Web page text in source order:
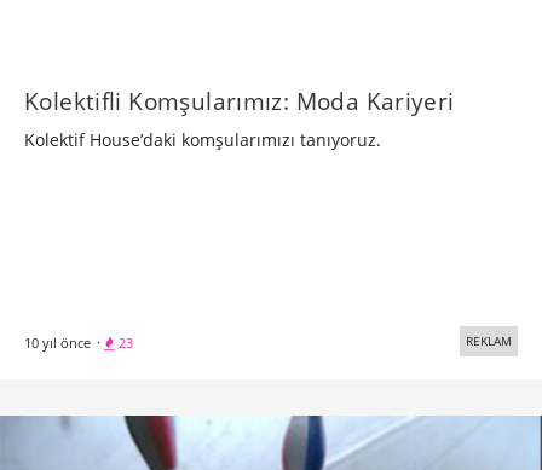
Kolektifli Komşularımız: Moda Kariyeri
Kolektif House’daki komşularımızı tanıyoruz.
10 yıl önce · 23 REKLAM